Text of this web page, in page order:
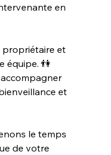
en
propriétaire et
équipe. 👫
et
le temps
de votre